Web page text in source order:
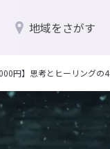
地域をさがす
円】思考とヒーリング